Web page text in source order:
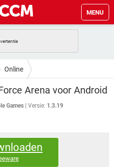
MENU
WINDOWS 10
CORONAVIRUS
SNAPCHAT
GAMES
GAMES
CORONAVIRUS
SNAPCHAT
WINDOWS 10
CORONAVIRUS
GAMES
Online
Arena voor Android
Games Versie: 1.3.19